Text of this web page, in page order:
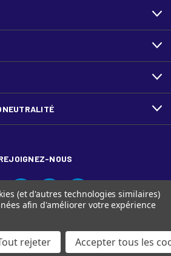
NOUS
sont des marques de commerce de
(et d'autres technologies similaires)
afin d'améliorer votre expérience
rejeter Accepter tous les